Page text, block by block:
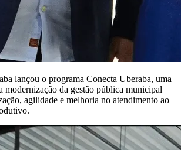
lançou o programa Conecta Uberaba, uma
modernização da gestão pública municipal
agilidade e melhoria no atendimento ao